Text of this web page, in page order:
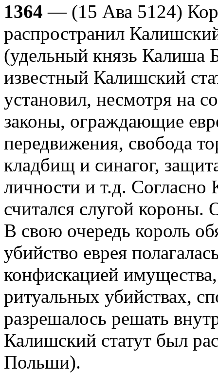
1364 — (15 Ава 5124)
распространил
(удельный князь Калиша
известный Калишский
установил, несмотря на
законы, ограждающие
передвижения, свобода
кладбищ и синагог,
личности и т.д. Согласно
считался слугой короны.
В свою очередь король
убийство еврея
конфискацией
ритуальных убийствах,
разрешалось решать
Калишский статут был
Польши).